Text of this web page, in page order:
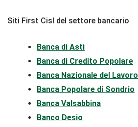
Siti First Cisl del settore bancario
Banca di Asti
Banca di Credito Popolare
Banca Nazionale del Lavoro
Banca Popolare di Sondrio
Banca Valsabbina
Banco Desio